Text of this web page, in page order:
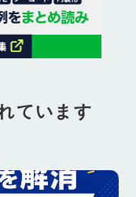
ています